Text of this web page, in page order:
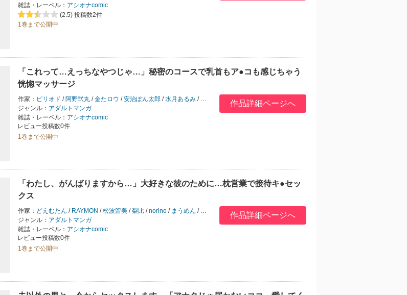
雑誌・レーベル： アシオナcomic
(2.5) 投稿数2件
1巻まで公開中
「これって…えっちなやつじゃ…」秘密のコースで乳首もア●コも感じちゃう
恍惚マッサージ
作家： ピリオド /阿野弐丸 /金たロウ /安治ぽん太郎 /水月あるみ / / 扇ほたて/ 梨比 破廉チタロー
ジャンル： アダルトマンガ
雑誌・レーベル： アシオナcomic
レビュー投稿数0件
1巻まで公開中
作品詳細ページへ
「わたし、がんばりますから…」大好きな彼のために…枕営業で接待キ●セッ
クス
作家： どえむたん / RAYMON /松波留美 /梨比 /norino / まうめん / 真夏
ジャンル： アダルトマンガ
雑誌・レーベル： アシオナcomic
レビュー投稿数0件
1巻まで公開中
作品詳細ページへ